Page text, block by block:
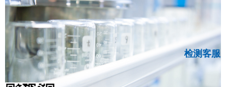
检测客服